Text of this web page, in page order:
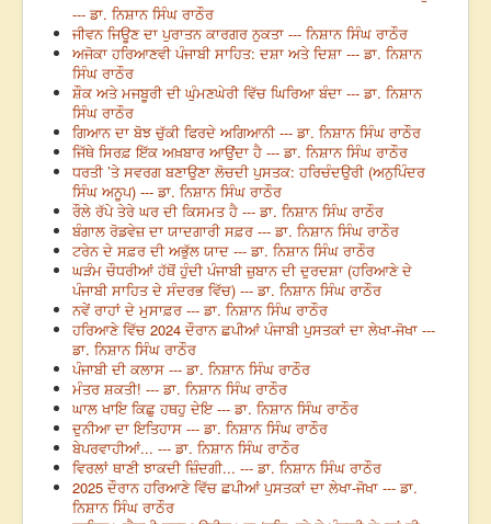
--- ਡਾ. ਨਿਸ਼ਾਨ ਸਿੰਘ ਰਾਠੌਰ
ਜੀਵਨ ਜਿਊਣ ਦਾ ਪੁਰਾਤਨ ਕਾਰਗਰ ਨੁਕਤਾ --- ਨਿਸ਼ਾਨ ਸਿੰਘ ਰਾਠੌਰ
ਅਜੋਕਾ ਹਰਿਆਣਵੀ ਪੰਜਾਬੀ ਸਾਹਿਤ: ਦਸ਼ਾ ਅਤੇ ਦਿਸ਼ਾ --- ਡਾ. ਨਿਸ਼ਾਨ
ਸਿੰਘ ਰਾਠੌਰ
ਸ਼ੌਕ ਅਤੇ ਮਜਬੂਰੀ ਦੀ ਘੁੰਮਣਘੇਰੀ ਵਿੱਚ ਘਿਰਿਆ ਬੰਦਾ --- ਡਾ. ਨਿਸ਼ਾਨ
ਸਿੰਘ ਰਾਠੌਰ
ਗਿਆਨ ਦਾ ਬੋਝ ਚੁੱਕੀ ਫਿਰਦੇ ਅਗਿਆਨੀ --- ਡਾ. ਨਿਸ਼ਾਨ ਸਿੰਘ ਰਾਠੌਰ
ਜਿੱਥੇ ਸਿਰਫ਼ ਇੱਕ ਅਖ਼ਬਾਰ ਆਉਂਦਾ ਹੈ --- ਡਾ. ਨਿਸ਼ਾਨ ਸਿੰਘ ਰਾਠੌਰ
ਧਰਤੀ ’ਤੇ ਸਵਰਗ ਬਣਾਉਣਾ ਲੋਚਦੀ ਪੁਸਤਕ: ਹਰਿਚੰਦਉਰੀ (ਅਨੁਪਿੰਦਰ
ਸਿੰਘ ਅਨੂਪ) --- ਡਾ. ਨਿਸ਼ਾਨ ਸਿੰਘ ਰਾਠੌਰ
ਰੌਲੇ ਰੱਪੇ ਤੇਰੇ ਘਰ ਦੀ ਕਿਸਮਤ ਹੈ --- ਡਾ. ਨਿਸ਼ਾਨ ਸਿੰਘ ਰਾਠੌਰ
ਬੰਗਾਲ ਰੋਡਵੇਜ਼ ਦਾ ਯਾਦਗਾਰੀ ਸਫ਼ਰ --- ਡਾ. ਨਿਸ਼ਾਨ ਸਿੰਘ ਰਾਠੌਰ
ਟਰੇਨ ਦੇ ਸਫ਼ਰ ਦੀ ਅਭੁੱਲ ਯਾਦ --- ਡਾ. ਨਿਸ਼ਾਨ ਸਿੰਘ ਰਾਠੌਰ
ਘੜੰਮ ਚੌਧਰੀਆਂ ਹੱਥੋਂ ਹੁੰਦੀ ਪੰਜਾਬੀ ਜ਼ੁਬਾਨ ਦੀ ਦੁਰਦਸ਼ਾ (ਹਰਿਆਣੇ ਦੇ
ਪੰਜਾਬੀ ਸਾਹਿਤ ਦੇ ਸੰਦਰਭ ਵਿੱਚ) --- ਡਾ. ਨਿਸ਼ਾਨ ਸਿੰਘ ਰਾਠੌਰ
ਨਵੇਂ ਰਾਹਾਂ ਦੇ ਮੁਸਾਫ਼ਰ --- ਡਾ. ਨਿਸ਼ਾਨ ਸਿੰਘ ਰਾਠੌਰ
ਹਰਿਆਣੇ ਵਿੱਚ 2024 ਦੌਰਾਨ ਛਪੀਆਂ ਪੰਜਾਬੀ ਪੁਸਤਕਾਂ ਦਾ ਲੇਖਾ-ਜੋਖਾ ---
ਡਾ. ਨਿਸ਼ਾਨ ਸਿੰਘ ਰਾਠੌਰ
ਪੰਜਾਬੀ ਦੀ ਕਲਾਸ --- ਡਾ. ਨਿਸ਼ਾਨ ਸਿੰਘ ਰਾਠੌਰ
ਮੰਤਰ ਸ਼ਕਤੀ! --- ਡਾ. ਨਿਸ਼ਾਨ ਸਿੰਘ ਰਾਠੌਰ
ਘਾਲ ਖਾਇ ਕਿਛੁ ਹਥਹੁ ਦੇਇ --- ਡਾ. ਨਿਸ਼ਾਨ ਸਿੰਘ ਰਾਠੌਰ
ਦੁਨੀਆ ਦਾ ਇਤਿਹਾਸ --- ਡਾ. ਨਿਸ਼ਾਨ ਸਿੰਘ ਰਾਠੌਰ
ਬੇਪਰਵਾਹੀਆਂ... --- ਡਾ. ਨਿਸ਼ਾਨ ਸਿੰਘ ਰਾਠੌਰ
ਵਿਰਲਾਂ ਥਾਣੀ ਝਾਕਦੀ ਜ਼ਿੰਦਗੀ... --- ਡਾ. ਨਿਸ਼ਾਨ ਸਿੰਘ ਰਾਠੌਰ
2025 ਦੌਰਾਨ ਹਰਿਆਣੇ ਵਿੱਚ ਛਪੀਆਂ ਪੁਸਤਕਾਂ ਦਾ ਲੇਖਾ-ਜੋਖਾ --- ਡਾ.
ਨਿਸ਼ਾਨ ਸਿੰਘ ਰਾਠੌਰ